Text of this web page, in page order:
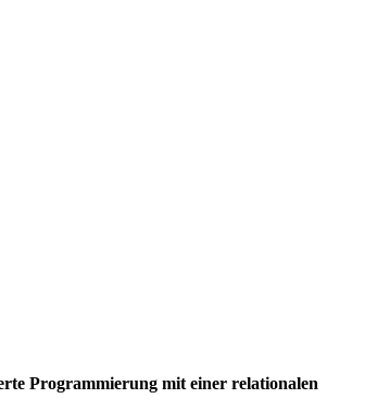
Programmierung mit einer relationalen